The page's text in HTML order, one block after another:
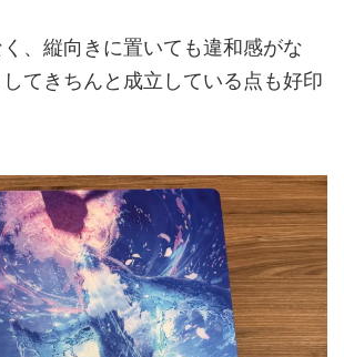
、縦向きに置いても違和感がな
てきちんと成立している点も好印